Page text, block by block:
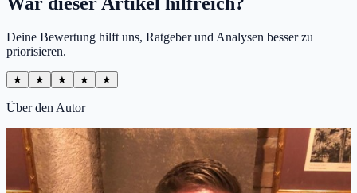
Deine Bewertung hilft uns, Ratgeber und Analysen besser zu
priorisieren.
★ ★ ★ ★ ★
Über den Autor